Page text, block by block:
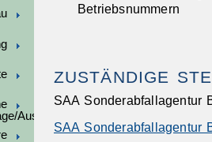
Ausschreibungen
Betriebsnummern
ZUSTÄNDIGE
SAA Sonderabfallagentur
SAA Sonderabfallagentur